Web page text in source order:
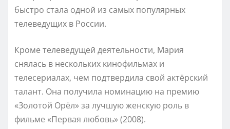
быстро стала одной из самых популярных
телеведущих в России.
Кроме телеведущей деятельности, Мария
снялась в нескольких кинофильмах и
телесериалах, чем подтвердила свой актёрский
талант. Она получила номинацию на премию
«Золотой Орёл» за лучшую женскую роль в
фильме «Первая любовь» (2008).